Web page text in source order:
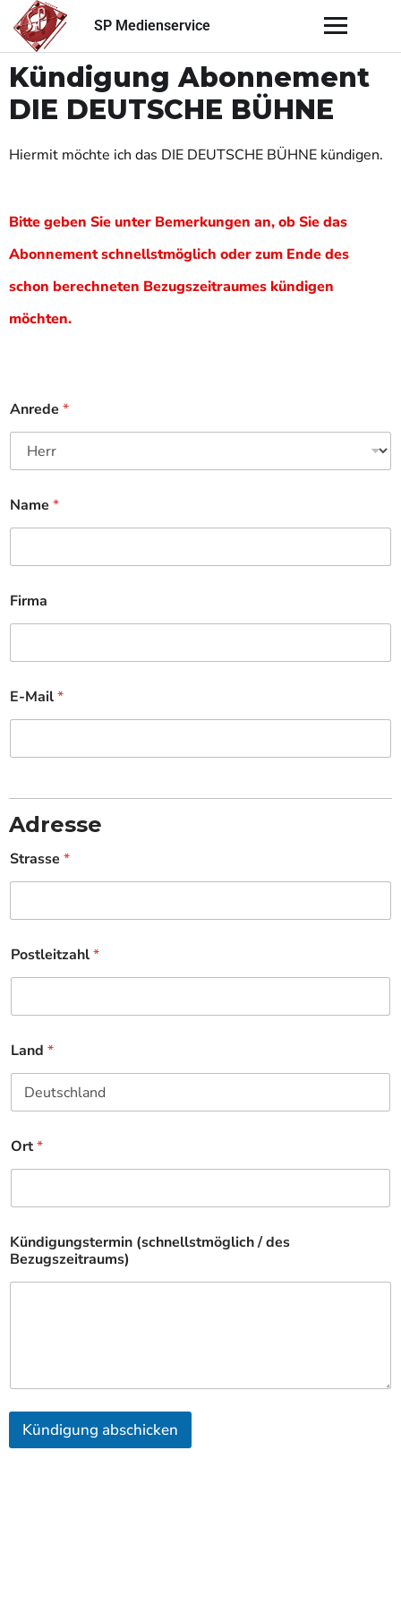
SP Medienservice
Kündigung Abonnement
DIE DEUTSCHE BÜHNE
Hiermit möchte ich das DIE DEUTSCHE BÜHNE kündigen.
Bitte geben Sie unter Bemerkungen an, ob Sie das
Abonnement schnellstmöglich oder zum Ende des
schon berechneten Bezugszeitraumes kündigen
möchten.
Anrede *
Name *
Firma
E-Mail*
Adresse
Strasse *
Postleitzahl*
Land *
Ort*
Kündigungstermin (schnellstmöglich / des
Bezugszeitraums)
Kündigung abschicken